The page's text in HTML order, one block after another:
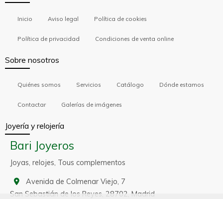
Inicio Aviso legal Política de cookies
Política de privacidad Condiciones de venta online
Sobre nosotros
Quiénes somos Servicios Catálogo Dónde estamos
Contactar Galerías de imágenes
Joyería y relojería
Bari Joyeros
Joyas, relojes, Tous complementos
Avenida de Colmenar Viejo, 7
San Sebastián de los Reyes, 28702, Madrid